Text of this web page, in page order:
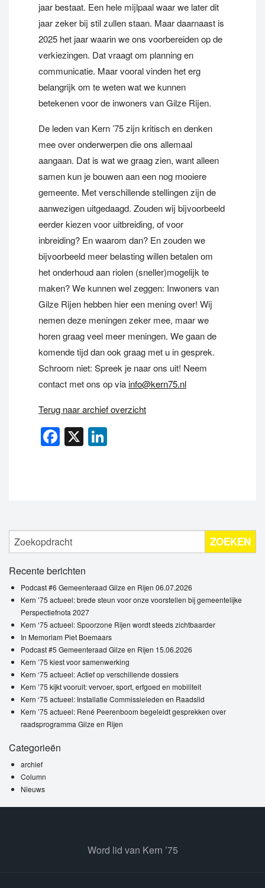
jaar bestaat. Een hele mijlpaal waar we later dit
jaar zeker bij stil zullen staan. Maar daarnaast is
2025 het jaar waarin we ons voorbereiden op de
verkiezingen. Dat vraagt om planning en
communicatie. Maar vooral vinden het erg
belangrijk om te weten wat we kunnen
betekenen voor de inwoners van Gilze Rijen.
De leden van Kern ’75 zijn kritisch en denken
mee over onderwerpen die ons allemaal
aangaan. Dat is wat we graag zien, want alleen
samen kun je bouwen aan een nog mooiere
gemeente. Met verschillende stellingen zijn de
aanwezigen uitgedaagd. Zouden wij bijvoorbeeld
eerder kiezen voor uitbreiding, of voor
inbreiding? En waarom dan? En zouden we
bijvoorbeeld meer belasting willen betalen om
het onderhoud aan riolen (sneller)mogelijk te
maken? We kunnen wel zeggen: Inwoners van
Gilze Rijen hebben hier een mening over! Wij
nemen deze meningen zeker mee, maar we
horen graag veel meer meningen. We gaan de
komende tijd dan ook graag met u in gesprek.
Schroom niet: Spreek je naar ons uit! Neem
contact met ons op viainfo@kern75.nl
Terug naar archief overzicht
Facebook
X
ZOEKEN
Recente berichten
Podcast #6 Gemeenteraad Gilze en Rijen 06.07.2026
Kern ’75 actueel: brede steun voor onze voorstellen bij gemeentelijke
Perspectiefnota 2027
Kern ‘75 actueel: Spoorzone Rijen wordt steeds zichtbaarder
In Memoriam Piet Boemaars
Podcast #5 Gemeenteraad Gilze en Rijen 15.06.2026
Kern ’75 kiest voor samenwerking
Kern ‘75 actueel: Actief op verschillende dossiers
Kern ’75 kijkt vooruit: vervoer, sport, erfgoed en mobiliteit
Kern ‘75 actueel: Installatie Commissieleden en Raadslid
Kern ’75 actueel: René Peerenboom begeleidt gesprekken over
raadsprogramma Gilze en Rijen
Categorieën
archief
Column
Nieuws
Word lid van Kern ’75